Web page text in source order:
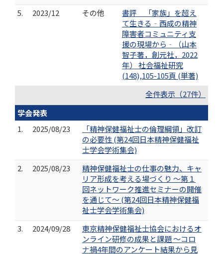
5.
2023/12 その他
書評 「家族」を超え
て生きる‐西成の精神
障害者コミュニティ支
援の現場から‐（山本
智子著，創元社，2022
年） 社会福祉研究
(148),105-105頁 (単著)
全件表示（27件）
学会発表
1.
2025/08/23
「精神保健福祉士の倫理綱領」改訂
の必要性 (第24回日本精神保健福祉
士学会学術集会)
2.
2025/08/23
精神保健福祉士の仕事の魅力、キャ
リア形成を考える場づくり ～第１
回ネットワーク推進セミナーの開催
を通じて～ (第24回日本精神保健福
祉士学会学術集会)
3.
2024/09/28
東京精神保健福祉士協会におけるオ
ンライン研修の成果と課題 ～コロ
ナ禍4年間のアンケート結果から見